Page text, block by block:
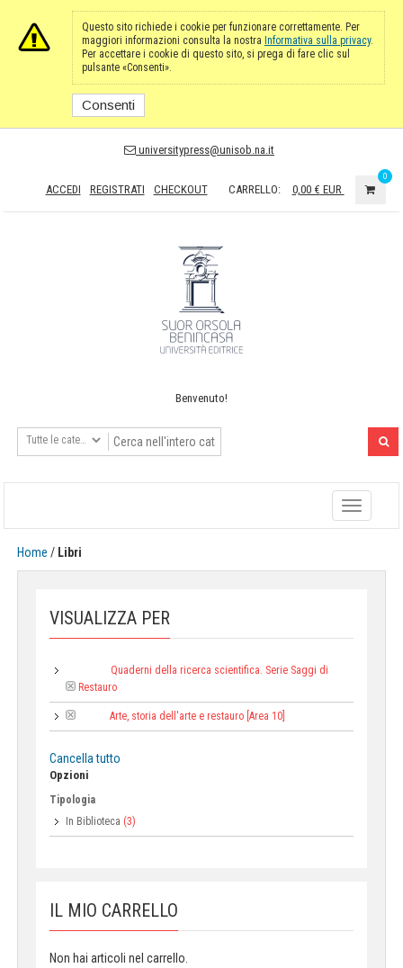
Questo sito richiede i cookie per funzionare correttamente. Per
maggiori informazioni consulta la nostra Informativa sulla privacy.
Per accettare i cookie di questo sito, si prega di fare clic sul
pulsante «Consenti».
Consenti
universitypress@unisob.na.it
ACCEDI REGISTRATI CHECKOUT CARRELLO: 0,00 € EUR
0
Benvenuto!
Toggle
navigation
Home / Libri
VISUALIZZA PER
Quaderni della ricerca scientifica. Serie Saggi di
Restauro
Arte, storia dell'arte e restauro [Area 10]
Cancella tutto
Opzioni
Tipologia
In Biblioteca (3)
IL MIO CARRELLO
Non hai articoli nel carrello.